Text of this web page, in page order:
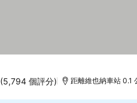
(5,794 個評分) 距離維也納車站 0.1